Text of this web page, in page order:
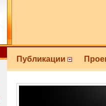
Публикации